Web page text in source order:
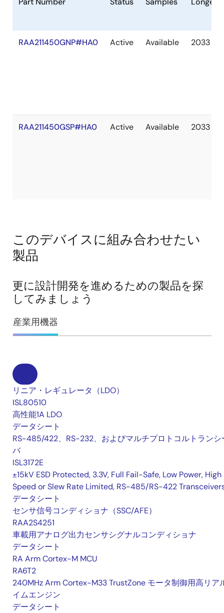
RAA211450GNP#HA0 Active Available 2033
RAA211450GSP#HA0 Active Available 2033
このデバイスに組み合わせたい
製品
更に設計開発を進めるための製品を探
してみましょう
産業用機器
リニア・レギュレータ（LDO）
ISL80510
高性能1A LDO
データシート
RS-485/422、RS-232、およびマルチプロトコルトランシ
バ
ISL3172E
±15kV ESD Protected, 3.3V, Full Fail-Safe, Low Power, High
Speed or Slew Rate Limited, RS-485/RS-422
データシート
センサ信号コンディショナ（SSC/AFE）
RAA2S4251
車載用アナログ出力センサシグナルコンディショナ
データシート
RA Arm Cortex-M MCU
RA6T2
240MHz Arm Cortex-M33 TrustZone モータ制御用高リア
イムエンジン
データシート